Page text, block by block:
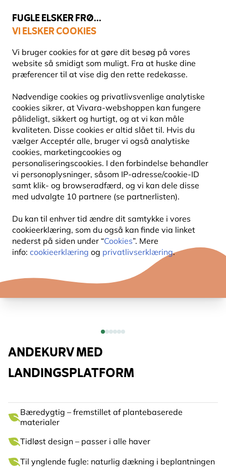
FUGLE ELSKER FRØ...
VI ELSKER COOKIES
Vi bruger cookies for at gøre dit besøg på vores
website så smidigt som muligt. Fra at huske dine
præferencer til at vise dig den rette redekasse.
Nødvendige cookies og privatlivsvenlige analytiske
cookies sikrer, at Vivara-webshoppen kan fungere
pålideligt, sikkert og hurtigt, og at vi kan måle
kvaliteten. Disse cookies er altid slået til. Hvis du
vælger Acceptér alle, bruger vi også analytiske
cookies, marketingcookies og
personaliseringscookies. I den forbindelse behandler
vi personoplysninger, såsom IP-adresse/cookie-ID
samt klik- og browseradfærd, og vi kan dele disse
med udvalgte 10 partnere (se partnerlisten).
Du kan til enhver tid ændre dit samtykke i vores
cookieerklæring, som du også kan finde via linket
nederst på siden under “Cookies”. Mere
info: cookieerklæring og privatlivserklæring.
Fri fragt over 499 kr.
NYHED
ANDEKURV MED
LANDINGSPLATFORM
Bæredygtig – fremstillet af plantebaserede
materialer
Tidløst design – passer i alle haver
Til ynglende fugle: naturlig dækning i beplantningen